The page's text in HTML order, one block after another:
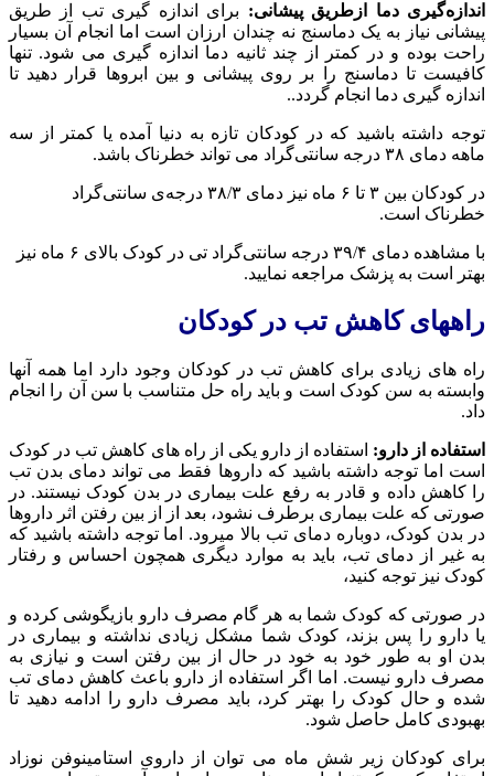
اندازه‌گیری دما ازطریق پیشانی: برای اندازه گیری تب از طریق
پیشانی نیاز به یک دماسنج نه چندان ارزان است اما انجام آن بسیار
راحت بوده و در کمتر از چند ثانیه دما اندازه گیری می شود. تنها
کافیست تا دماسنج را بر روی پیشانی و بین ابروها قرار دهید تا
اندازه گیری دما انجام گردد..
توجه داشته باشید که در کودکان تازه به دنیا آمده یا کمتر از سه
ماهه دمای ۳۸ درجه سانتی‌گراد می تواند خطرناک باشد.
در کودکان بین ۳ تا ۶ ماه نیز دمای ۳۸/۳ درجه‌ی سانتی‌گراد
خطرناک است.
با مشاهده دمای ۳۹/۴ درجه سانتی‌گراد تی در کودک بالای ۶ ماه نیز
بهتر است به پزشک مراجعه نمایید.
راههای کاهش تب در کودکان
راه های زیادی برای کاهش تب در کودکان وجود دارد اما همه آنها
وابسته به سن کودک است و باید راه حل متناسب با سن آن را انجام
داد.
استفاده از دارو: استفاده از دارو یکی از راه های کاهش تب در کودک
است اما توجه داشته باشید که داروها فقط می تواند دمای بدن تب
را کاهش داده و قادر به رفع علت بیماری در بدن کودک نیستند. در
صورتی که علت بیماری برطرف نشود، بعد از از بین رفتن اثر داروها
در بدن کودک، دوباره دمای تب بالا میرود. اما توجه داشته باشید که
به غیر از دمای تب، باید به موارد دیگری همچون احساس و رفتار
کودک نیز توجه کنید،
در صورتی که کودک شما به هر گام مصرف دارو بازیگوشی کرده و
یا دارو را پس بزند، کودک شما مشکل زیادی نداشته و بیماری در
بدن او به طور خود به خود در حال از بین رفتن است و نیازی به
مصرف دارو نیست. اما اگر استفاده از دارو باعث کاهش دمای تب
شده و حال کودک را بهتر کرد، باید مصرف دارو را ادامه دهید تا
بهبودی کامل حاصل شود.
برای کودکان زیر شش ماه می توان از داروی استامینوفن نوزاد